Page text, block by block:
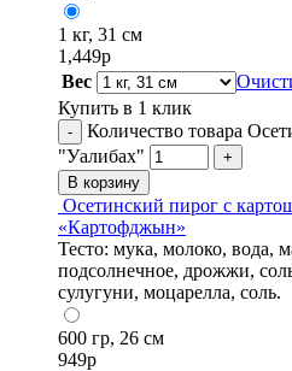
1 кг, 31 см
1,449р
Вес
Купить в 1 клик
-
Количество товара
"Уалибах"
+
В корзину
Осетинский пирог с
«Картофджын»
Тесто: мука, молоко, вода,
подсолнечное, дрожжи,
сулугуни, моцарелла, соль.
600 гр, 26 см
949р